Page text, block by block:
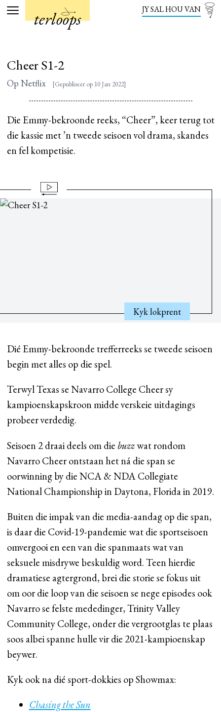
Menu terloops JY SAL HOU VAN
Cheer S1-2
Op Netflix [Gepubliseer op 10 Jan 2022]
Die Emmy-bekroonde reeks, “Cheer”, keer terug tot
die kassie met ’n tweede seisoen vol drama, skandes
en fel kompetisie.
Kyk lokprent
Dié Emmy-bekroonde trefferreeks se tweede seisoen
begin met alles op die spel.
Terwyl Texas se Navarro College Cheer sy
kampioenskapskroon midde verskeie uitdagings
probeer verdedig.
Seisoen 2 draai deels om die buzzwat rondom
Navarro Cheer ontstaan het ná die span se
oorwinning by die NCA & NDA Collegiate
National Championship in Daytona, Florida in 2019.
Buiten die impak van die media-aandag op die span,
is daar die Covid-19-pandemie wat die sportseisoen
omvergooi en een van die spanmaats wat van
seksuele misdrywe beskuldig word. Teen hierdie
dramatiese agtergrond, brei die storie se fokus uit
om oor die loop van die seisoen se nege episodes ook
Navarro se felste mededinger, Trinity Valley
Community College, onder die vergrootglas te plaas
soos albei spanne hulle vir die 2021-kampioenskap
beywer.
Kyk ook na dié sport-dokkies op Showmax:
Chasing the Sun